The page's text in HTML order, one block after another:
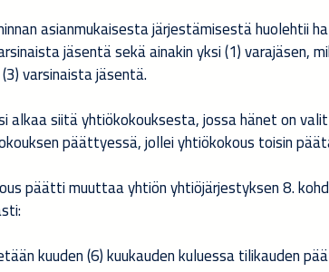
asianmukaisesta järjestämisestä huolehtii
jäsentä sekä ainakin yksi (1) varajäsen,
varsinaista jäsentä.
alkaa siitä yhtiökokouksesta, jossa hänet on
päättyessä, jollei yhtiökokous toisin
päätti muuttaa yhtiön yhtiöjärjestyksen 8.
kuuden (6) kuukauden kuluessa tilikauden